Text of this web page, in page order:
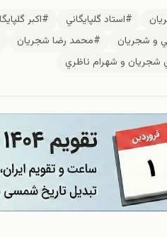
#استاد گلپايگاني #اكبر
و شجريان #محمد رضا شجريان
شجريان و شهرام ناظري